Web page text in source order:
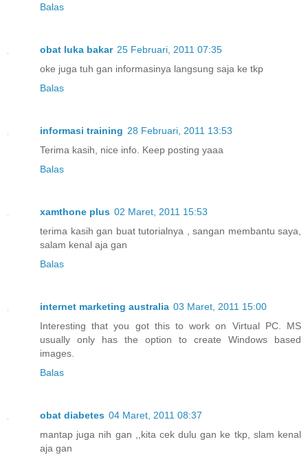
Balas
obat luka bakar 25 Februari, 2011 07:35
oke juga tuh gan informasinya langsung saja ke tkp
Balas
informasi training 28 Februari, 2011 13:53
Terima kasih, nice info. Keep posting yaaa
Balas
xamthone plus 02 Maret, 2011 15:53
terima kasih gan buat tutorialnya , sangan membantu saya,
salam kenal aja gan
Balas
internet marketing australia 03 Maret, 2011 15:00
Interesting that you got this to work on Virtual PC. MS
usually only has the option to create Windows based
images.
Balas
obat diabetes 04 Maret, 2011 08:37
mantap juga nih gan ,,kita cek dulu gan ke tkp, slam kenal
aja gan